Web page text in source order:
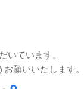
ています。
願いいたします。